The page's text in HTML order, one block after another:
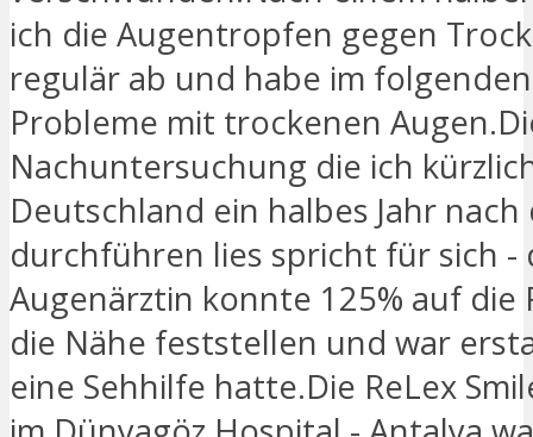
ich die Augentropfen gegen
regulär ab und habe im
Probleme mit trockenen
Nachuntersuchung die ich
Deutschland ein halbes Jahr nach
durchführen lies spricht für sich -
Augenärztin konnte 125% auf die
die Nähe feststellen und war
eine Sehhilfe hatte.Die ReLex